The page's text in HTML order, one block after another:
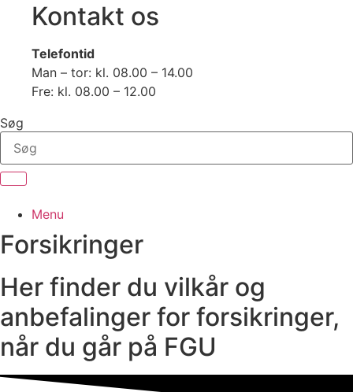
Kontakt os
Telefontid
Man – tor: kl. 08.00 – 14.00
Fre: kl. 08.00 – 12.00
Søg
Menu
Forsikringer
Her finder du vilkår og
anbefalinger for forsikringer,
når du går på FGU